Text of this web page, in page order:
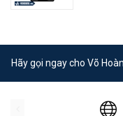
Hãy gọi ngay cho Võ